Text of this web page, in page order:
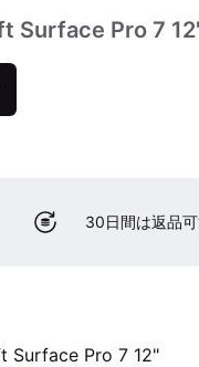
Surface Pro 7
30日間は返品
Surface Pro 7 12"